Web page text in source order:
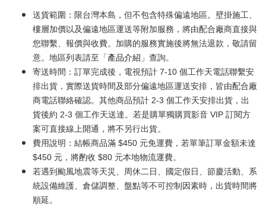
送貨範圍：限台灣本島，但不包含特殊偏遠地區。壁掛施工、
樓層加價以及偏遠地區運送等附加服務，將由配合廠商直接與
您聯繫、報價與收費。加購的服務實施後將無法退款，敬請留
意。地區列表請至「產品介紹 」查詢。
寄送時間：訂單完成後，電視預計 7-10 個工作天電話聯繫安
排出貨，實際送貨時間及部分偏遠地區運送安排，皆由配合廠
商電話聯絡確認。其他商品預計 2-3 個工作天安排出貨，出
貨後約 2-3 個工作天送達。若是購單獨購買影音 VIP 訂閱方
案可直接線上開通，將不另行出貨。
費用說明：結帳商品滿 $450 元免運費，若單筆訂單金額未達
$450 元，將酌收 $80 元本地物流運費。
若遇到颱風地震等天災、周休二日、國定假日、節慶活動、系
統設備維護、倉儲調整、盤點等不可控制因素時，出貨時間將
順延。